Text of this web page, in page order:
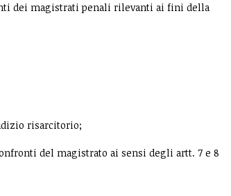
dei magistrati penali rilevanti ai fini della
risarcitorio;
del magistrato ai sensi degli artt. 7 e 8